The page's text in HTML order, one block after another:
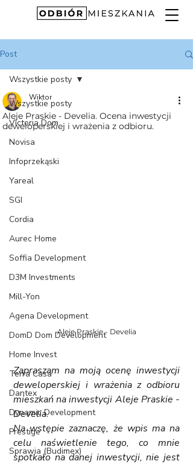
Post
Wszystkie posty
Victoria Dom
Novisa
Infoprzekąski
Yareal
SGI
Cordia
Aurec Home
Soffia Development
D3M Investments
Mill-Yon
Agena Development
DomD Dom Development
Home Invest
Terra Casa
Dantex
Dynamic Development
Prestige
Sprawia (Budimex)
Wszystkie posty
Aleje Praskie - Develia. Ocena inwestycji
deweloperskiej i wrażenia z odbioru.
Wiktor
Aleje Praskie - Develia
Zapraszam na moją ocenę inwestycji
deweloperskiej i wrażenia z odbioru
mieszkań na inwestycji Aleje Praskie -
Develia.
Na wstępie zaznaczę, że wpis ma na
celu naświetlenie tego, co mnie
spotkało na danej inwestycji, nie jest